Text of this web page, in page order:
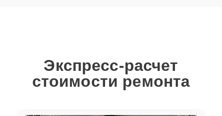
Экспресс-расчет
стоимости ремонта